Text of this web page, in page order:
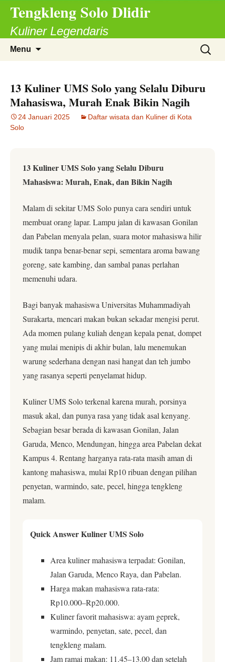
Tengkleng Solo Dlidir
Kuliner Legendaris
Menu
Cari
untuk:
13 Kuliner UMS Solo yang Selalu Diburu
Mahasiswa, Murah Enak Bikin Nagih
24 Januari 2025
Daftar wisata dan Kuliner di Kota
Solo
13 Kuliner UMS Solo yang Selalu Diburu
Mahasiswa: Murah, Enak, dan Bikin Nagih
Malam di sekitar UMS Solo punya cara sendiri untuk
membuat orang lapar. Lampu jalan di kawasan Gonilan
dan Pabelan menyala pelan, suara motor mahasiswa hilir
mudik tanpa benar-benar sepi, sementara aroma bawang
goreng, sate kambing, dan sambal panas perlahan
memenuhi udara.
Bagi banyak mahasiswa Universitas Muhammadiyah
Surakarta, mencari makan bukan sekadar mengisi perut.
Ada momen pulang kuliah dengan kepala penat, dompet
yang mulai menipis di akhir bulan, lalu menemukan
warung sederhana dengan nasi hangat dan teh jumbo
yang rasanya seperti penyelamat hidup.
Kuliner UMS Solo terkenal karena murah, porsinya
masuk akal, dan punya rasa yang tidak asal kenyang.
Sebagian besar berada di kawasan Gonilan, Jalan
Garuda, Menco, Mendungan, hingga area Pabelan dekat
Kampus 4. Rentang harganya rata-rata masih aman di
kantong mahasiswa, mulai Rp10 ribuan dengan pilihan
penyetan, warmindo, sate, pecel, hingga tengkleng
malam.
Quick Answer Kuliner UMS Solo
Area kuliner mahasiswa terpadat: Gonilan,
Jalan Garuda, Menco Raya, dan Pabelan.
Harga makan mahasiswa rata-rata:
Rp10.000–Rp20.000.
Kuliner favorit mahasiswa: ayam geprek,
warmindo, penyetan, sate, pecel, dan
tengkleng malam.
Jam ramai makan: 11.45–13.00 dan setelah